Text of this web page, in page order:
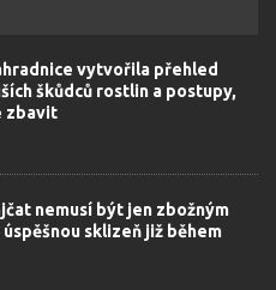
vytvořila přehled
škůdců rostlin a postupy,
zbavit
nemusí být jen zbožným
sklizeň již během